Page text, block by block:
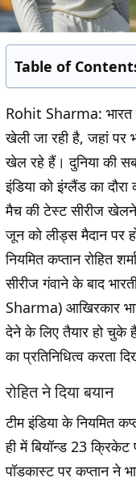
Table of
Rohit Sharma:
खेली जा रही है, जहां
खेल रहे हैं। दुनिया की
इंडिया को इंग्लैंड का
मैच की टेस्ट सीरीज
जून को लीड्स मैदान पर
नियमित कप्तान रोहित
सीरीज गंवाने के बाद
Sharma) आखिरकार
देने के लिए तैयार हो चुके
का प्रतिनिधित्व करता
रोहित ने दिया बयान
टीम इंडिया के नियमित
ही में बियॉन्ड 23
पॉडकास्ट पर कप्तान ने